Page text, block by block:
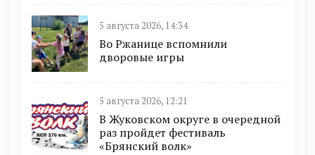
5 августа 2026, 14:34
Во Ржанице вспомнили
дворовые игры
5 августа 2026, 12:21
В Жуковском округе в очередной
раз пройдет фестиваль
«Брянский волк»